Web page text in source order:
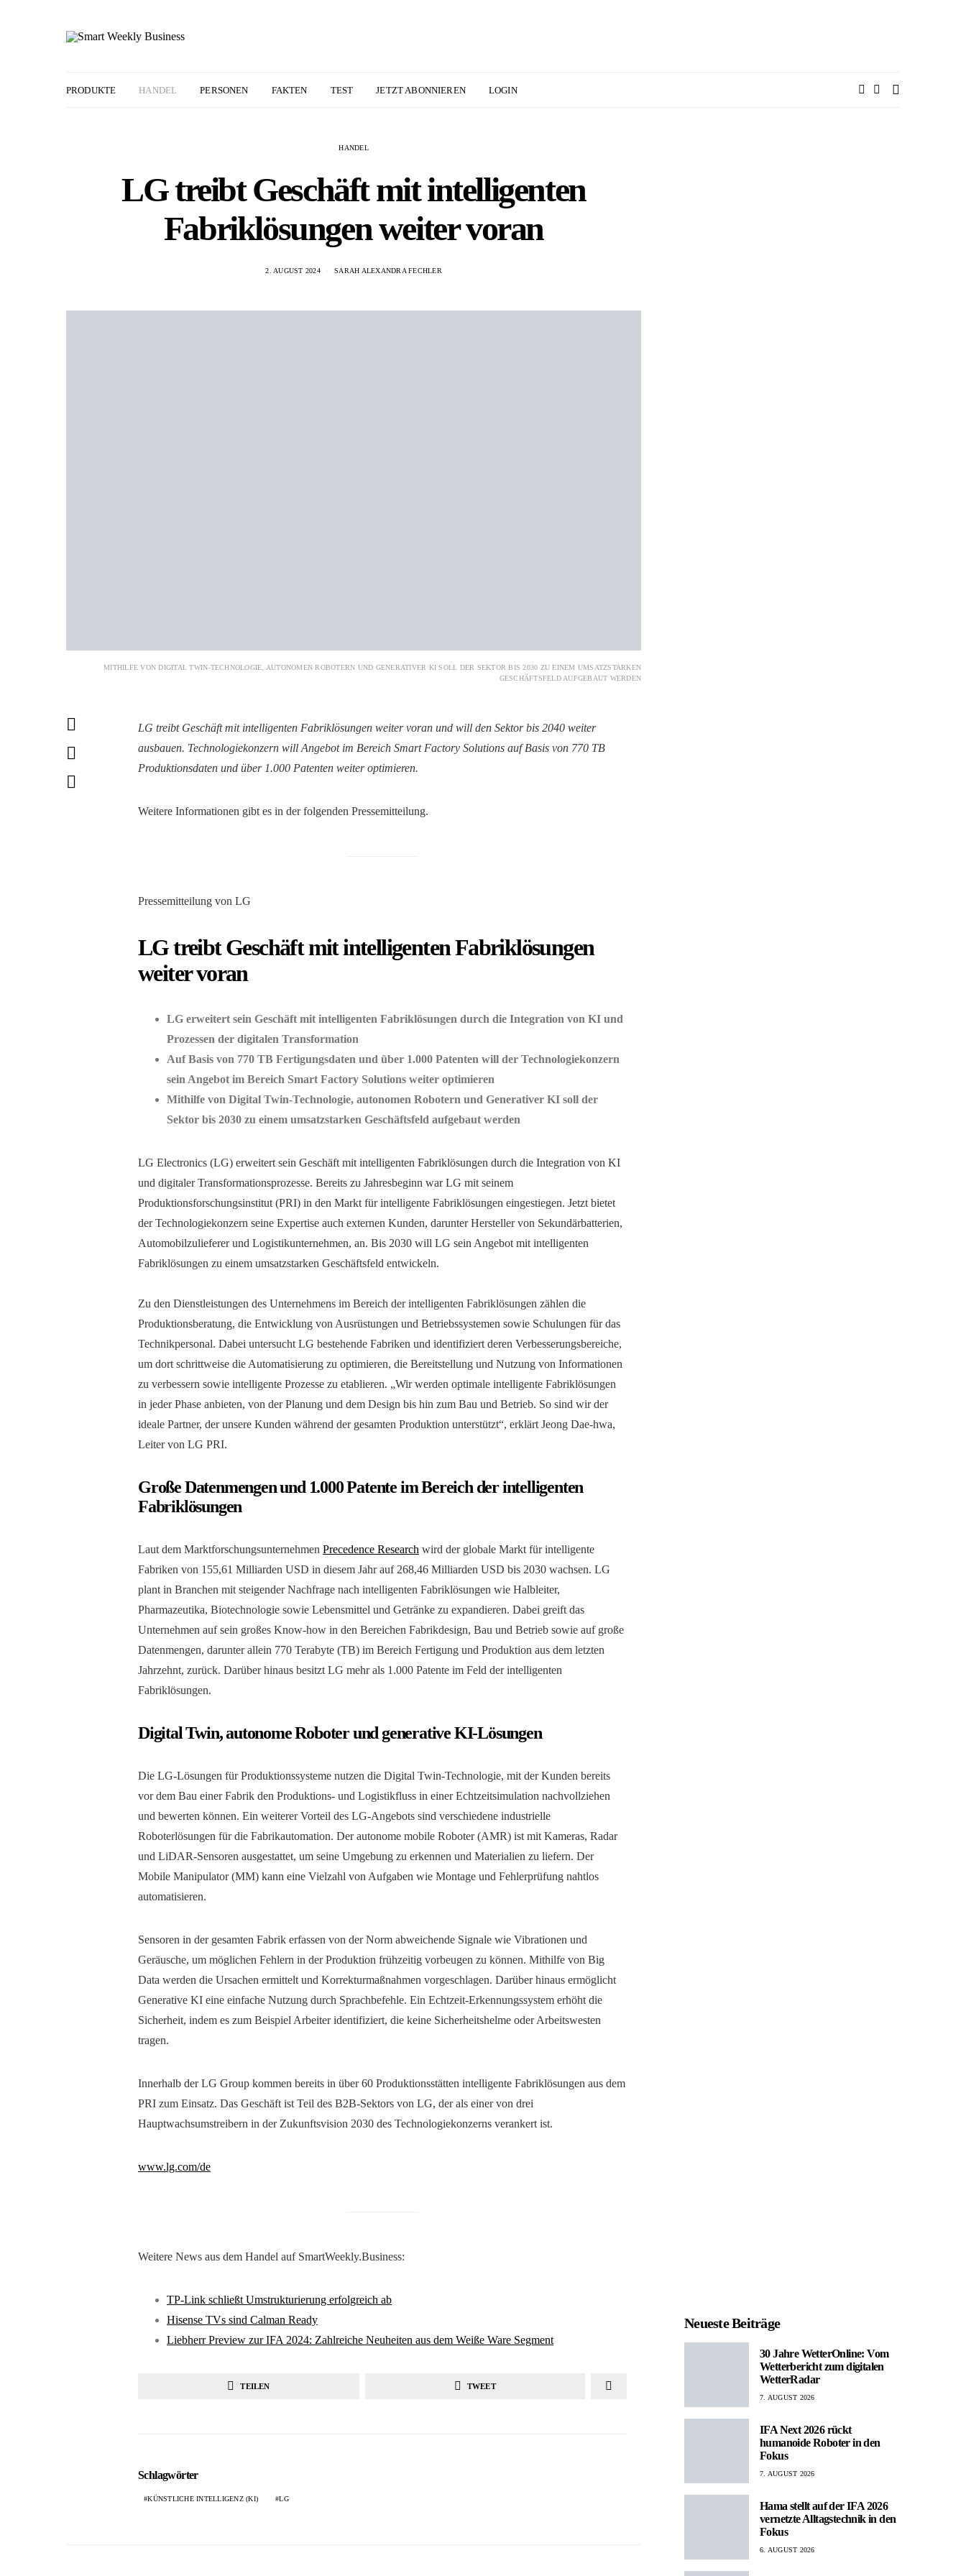
PRODUKTE HANDEL PERSONEN FAKTEN TEST JETZT ABONNIEREN LOGIN
HANDEL
LG treibt Geschäft mit intelligenten
Fabriklösungen weiter voran
2. AUGUST 2024 SARAH ALEXANDRA FECHLER
MITHILFE VON DIGITAL TWIN-TECHNOLOGIE, AUTONOMEN ROBOTERN UND GENERATIVER KI SOLL DER SEKTOR BIS 2030 ZU EINEM UMSATZSTARKEN
GESCHÄFTSFELD AUFGEBAUT WERDEN
LG treibt Geschäft mit intelligenten Fabriklösungen weiter voran und will den Sektor bis 2040 weiter
ausbauen. Technologiekonzern will Angebot im Bereich Smart Factory Solutions auf Basis von 770 TB
Produktionsdaten und über 1.000 Patenten weiter optimieren.
Weitere Informationen gibt es in der folgenden Pressemitteilung.
Pressemitteilung von LG
LG treibt Geschäft mit intelligenten Fabriklösungen
weiter voran
LG erweitert sein Geschäft mit intelligenten Fabriklösungen durch die Integration von KI und
Prozessen der digitalen Transformation
Auf Basis von 770 TB Fertigungsdaten und über 1.000 Patenten will der Technologiekonzern
sein Angebot im Bereich Smart Factory Solutions weiter optimieren
Mithilfe von Digital Twin-Technologie, autonomen Robotern und Generativer KI soll der
Sektor bis 2030 zu einem umsatzstarken Geschäftsfeld aufgebaut werden
LG Electronics (LG) erweitert sein Geschäft mit intelligenten Fabriklösungen durch die Integration von KI
und digitaler Transformationsprozesse. Bereits zu Jahresbeginn war LG mit seinem
Produktionsforschungsinstitut (PRI) in den Markt für intelligente Fabriklösungen eingestiegen. Jetzt bietet
der Technologiekonzern seine Expertise auch externen Kunden, darunter Hersteller von Sekundärbatterien,
Automobilzulieferer und Logistikunternehmen, an. Bis 2030 will LG sein Angebot mit intelligenten
Fabriklösungen zu einem umsatzstarken Geschäftsfeld entwickeln.
Zu den Dienstleistungen des Unternehmens im Bereich der intelligenten Fabriklösungen zählen die
Produktionsberatung, die Entwicklung von Ausrüstungen und Betriebssystemen sowie Schulungen für das
Technikpersonal. Dabei untersucht LG bestehende Fabriken und identifiziert deren Verbesserungsbereiche,
um dort schrittweise die Automatisierung zu optimieren, die Bereitstellung und Nutzung von Informationen
zu verbessern sowie intelligente Prozesse zu etablieren. „Wir werden optimale intelligente Fabriklösungen
in jeder Phase anbieten, von der Planung und dem Design bis hin zum Bau und Betrieb. So sind wir der
ideale Partner, der unsere Kunden während der gesamten Produktion unterstützt“, erklärt Jeong Dae-hwa,
Leiter von LG PRI.
Große Datenmengen und 1.000 Patente im Bereich der intelligenten
Fabriklösungen
Laut dem Marktforschungsunternehmen Precedence Research wird der globale Markt für intelligente
Fabriken von 155,61 Milliarden USD in diesem Jahr auf 268,46 Milliarden USD bis 2030 wachsen. LG
plant in Branchen mit steigender Nachfrage nach intelligenten Fabriklösungen wie Halbleiter,
Pharmazeutika, Biotechnologie sowie Lebensmittel und Getränke zu expandieren. Dabei greift das
Unternehmen auf sein großes Know-how in den Bereichen Fabrikdesign, Bau und Betrieb sowie auf große
Datenmengen, darunter allein 770 Terabyte (TB) im Bereich Fertigung und Produktion aus dem letzten
Jahrzehnt, zurück. Darüber hinaus besitzt LG mehr als 1.000 Patente im Feld der intelligenten
Fabriklösungen.
Digital Twin, autonome Roboter und generative KI-Lösungen
Die LG-Lösungen für Produktionssysteme nutzen die Digital Twin-Technologie, mit der Kunden bereits
vor dem Bau einer Fabrik den Produktions- und Logistikfluss in einer Echtzeitsimulation nachvollziehen
und bewerten können. Ein weiterer Vorteil des LG-Angebots sind verschiedene industrielle
Roboterlösungen für die Fabrikautomation. Der autonome mobile Roboter (AMR) ist mit Kameras, Radar
und LiDAR-Sensoren ausgestattet, um seine Umgebung zu erkennen und Materialien zu liefern. Der
Mobile Manipulator (MM) kann eine Vielzahl von Aufgaben wie Montage und Fehlerprüfung nahtlos
automatisieren.
Sensoren in der gesamten Fabrik erfassen von der Norm abweichende Signale wie Vibrationen und
Geräusche, um möglichen Fehlern in der Produktion frühzeitig vorbeugen zu können. Mithilfe von Big
Data werden die Ursachen ermittelt und Korrekturmaßnahmen vorgeschlagen. Darüber hinaus ermöglicht
Generative KI eine einfache Nutzung durch Sprachbefehle. Ein Echtzeit-Erkennungssystem erhöht die
Sicherheit, indem es zum Beispiel Arbeiter identifiziert, die keine Sicherheitshelme oder Arbeitswesten
tragen.
Innerhalb der LG Group kommen bereits in über 60 Produktionsstätten intelligente Fabriklösungen aus dem
PRI zum Einsatz. Das Geschäft ist Teil des B2B-Sektors von LG, der als einer von drei
Hauptwachsumstreibern in der Zukunftsvision 2030 des Technologiekonzerns verankert ist.
www.lg.com/de
Weitere News aus dem Handel auf SmartWeekly.Business:
TP-Link schließt Umstrukturierung erfolgreich ab
Hisense TVs sind Calman Ready
Liebherr Preview zur IFA 2024: Zahlreiche Neuheiten aus dem Weiße Ware Segment
TEILEN TWEET
Schlagwörter
KÜNSTLICHE INTELLIGENZ (KI) LG
Neueste Beiträge
30 Jahre WetterOnline: Vom
Wetterbericht zum digitalen
WetterRadar
7. AUGUST 2026
IFA Next 2026 rückt
humanoide Roboter in den
Fokus
7. AUGUST 2026
Hama stellt auf der IFA 2026
vernetzte Alltagstechnik in den
Fokus
6. AUGUST 2026